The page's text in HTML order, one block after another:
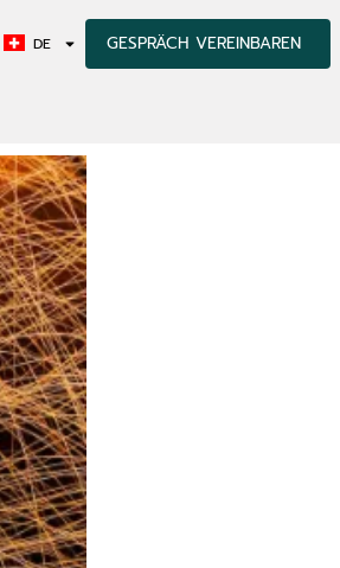
DE GESPRÄCH VEREINBAREN